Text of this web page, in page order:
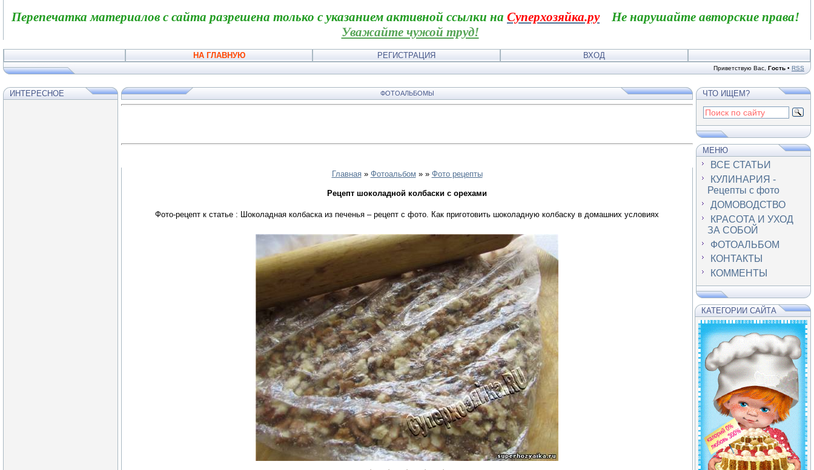
Перепечатка материалов с сайта разрешена только с указанием активной ссылки на Суперхозяйка.руНе нарушайте авторские права!
Уважайте чужой труд!
НА ГЛАВНУЮ РЕГИСТРАЦИЯ ВХОД
Приветствую Вас Гость • RSS
ИНТЕРЕСНОЕ ФОТОАЛЬБОМЫ
Главная» Фотоальбом » » Фото рецепты
Рецепт шоколадной колбаски с орехами
Фото-рецепт к статье : Шоколадная колбаска из печенья – рецепт с фото. Как приготовить шоколадную колбаску в домашних условиях
ЧТО ИЩЕМ?
МЕНЮ
ВСЕ СТАТЬИ
КУЛИНАРИЯ -
Рецепты с фото
ДОМОВОДСТВО
КРАСОТА И УХОД
ЗА СОБОЙ
ФОТОАЛЬБОМ
КОНТАКТЫ
КОММЕНТЫ
КАТЕГОРИИ САЙТА